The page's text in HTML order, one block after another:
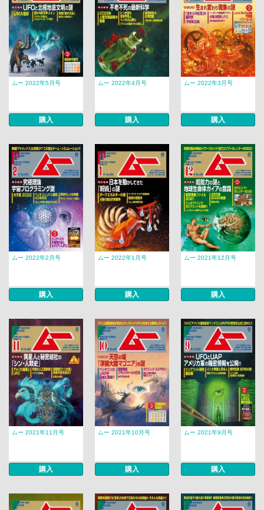
ムー 2022年5月号
購入
ムー 2022年4月号
購入
ムー 2022年3月号
購入
ムー 2022年2月号
購入
ムー 2022年1月号
購入
ムー 2021年12月号
購入
ムー 2021年11月号
購入
ムー 2021年10月号
購入
ムー 2021年9月号
購入